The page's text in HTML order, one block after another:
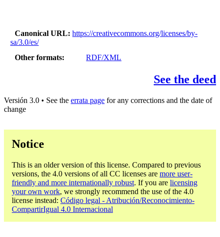
Canonical URL
https://creativecommons.org/licenses/by-
sa/3.0/es/
Other formats
RDF/XML
See the deed
Versión 3.0 • See the errata page for any corrections and the date of
change
Notice
This is an older version of this license. Compared to previous
versions, the 4.0 versions of all CC licenses are more user-
friendly and more internationally robust. If you are licensing
your own work, we strongly recommend the use of the 4.0
license instead: Código legal - Atribución/Reconocimiento-
CompartirIgual 4.0 Internacional